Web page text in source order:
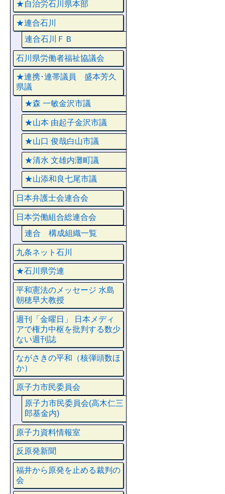
★自治労石川県本部
★連合石川
連合石川ＦＢ
石川県労働者福祉協議会
★連携･連帯議員 盛本芳久
県議
★森 一敏金沢市議
★山本 由起子金沢市議
★山口 俊哉白山市議
★清水 文雄内灘町議
★山添和良七尾市議
日本弁護士会連合会
日本労働組合総連合会
連合 構成組織一覧
九条ネット石川
★石川県労連
平和憲法のメッセージ 水島
朝穂早大教授
週刊「金曜日」 日本メディ
アで権力中枢を批判する数少
ない週刊誌
ながさきの平和（核弾頭数ほ
か）
原子力市民委員会
原子力市民委員会(高木仁三
郎基金内)
原子力資料情報室
反原発新聞
福井から原発を止める裁判の
会